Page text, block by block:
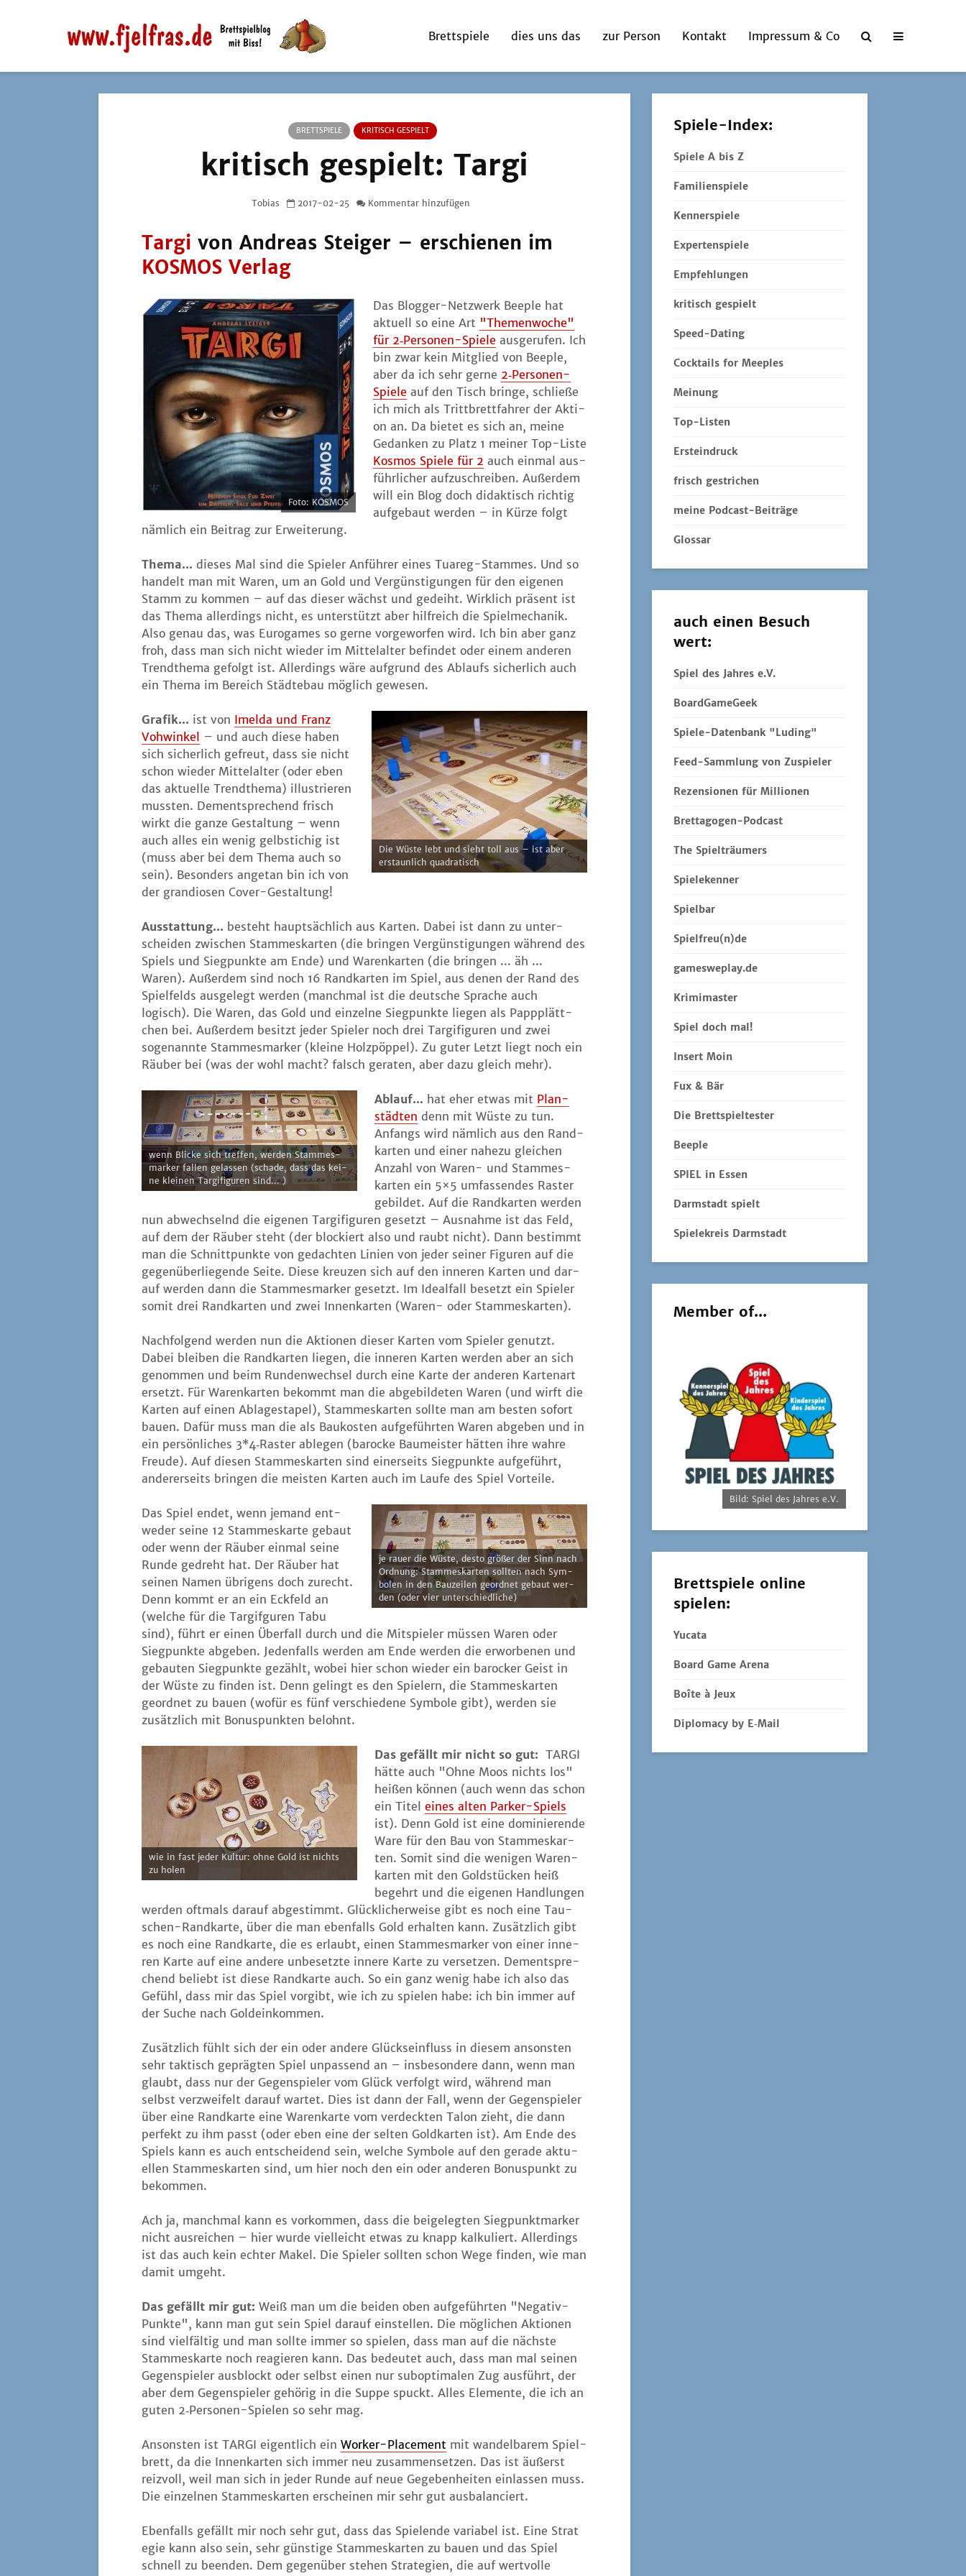
Brettspiele dies uns das zur Person Kontakt Impressum & Co
BRETTSPIELE KRITISCH GESPIELT
kritisch gespielt: Targi
Tobias 2017-02-25 Kommentar hinzufügen
Targi von Andreas Steiger – erschienen im
KOSMOS Verlag
Foto: KOSMOS
Das Blog­ger-Netz­werk Bee­p­le hat
aktu­ell so eine Art "The­men­wo­che"
für 2‑Per­so­nen-Spie­le aus­ge­ru­fen. Ich
bin zwar kein Mit­glied von Bee­p­le,
aber da ich sehr ger­ne 2‑Per­so­nen-
Spie­le auf den Tisch brin­ge, schlie­ße
ich mich als Tritt­brett­fah­rer der Akti­
on an. Da bie­tet es sich an, mei­ne
Gedan­ken zu Platz 1 mei­ner Top-Lis­te
Kos­mos Spie­le für 2 auch ein­mal aus­
führ­li­cher auf­zu­schrei­ben. Außer­dem
will ein Blog doch didak­tisch rich­tig
auf­ge­baut wer­den – in Kür­ze folgt
näm­lich ein Bei­trag zur Erweiterung.
The­ma... die­ses Mal sind die Spie­ler Anfüh­rer eines Tua­reg-Stam­mes. Und so
han­delt man mit Waren, um an Gold und Ver­güns­ti­gun­gen für den eige­nen
Stamm zu kom­men – auf das die­ser wächst und gedeiht. Wirk­lich prä­sent ist
das The­ma aller­dings nicht, es unter­stützt aber hilf­reich die Spiel­me­cha­nik.
Also genau das, was Euro­ga­mes so ger­ne vor­ge­wor­fen wird. Ich bin aber ganz
froh, dass man sich nicht wie­der im Mit­tel­al­ter befin­det oder einem ande­ren
Trend­the­ma gefolgt ist. Aller­dings wäre auf­grund des Ablaufs sicher­lich auch
ein The­ma im Bereich Städ­te­bau mög­lich gewesen.
Die Wüs­te lebt und sieht toll aus – ist aber
erstaun­lich quadratisch
Gra­fik... ist von Imel­da und Franz
Voh­win­kel
– und auch die­se haben
sich sicher­lich gefreut, dass sie nicht
schon wie­der Mit­tel­al­ter (oder eben
das aktu­el­le Trend­the­ma) illus­trie­ren
muss­ten. Dem­entspre­chend frisch
wirkt die gan­ze Gestal­tung – wenn
auch alles ein wenig gelb­sti­chig ist
(muss aber bei dem The­ma auch so
sein). Beson­ders ange­tan bin ich von
der gran­dio­sen Cover-Gestaltung!
Aus­stat­tung... besteht haupt­säch­lich aus Kar­ten. Dabei ist dann zu unter­
schei­den zwi­schen Stam­mes­kar­ten (die brin­gen Ver­güns­ti­gun­gen wäh­rend des
Spiels und Sieg­punk­te am Ende) und Waren­kar­ten (die brin­gen ... äh ...
Waren). Außer­dem sind noch 16 Rand­kar­ten im Spiel, aus denen der Rand des
Spiel­felds aus­ge­legt wer­den (manch­mal ist die deut­sche Spra­che auch
logisch). Die Waren, das Gold und ein­zel­ne Sieg­punk­te lie­gen als Pappplätt­
chen bei. Außer­dem besitzt jeder Spie­ler noch drei Tar­gi­fi­gu­ren und zwei
soge­nann­te Stam­mes­mar­ker (klei­ne Holz­pöp­pel). Zu guter Letzt liegt noch ein
Räu­ber bei (was der wohl macht? falsch gera­ten, aber dazu gleich mehr).
wenn Bli­cke sich tref­fen, wer­den Stam­mes­
mar­ker fal­len gelas­sen (scha­de, dass das kei­
ne klei­nen Tar­gi­fi­gu­ren sind... )
Ablauf... hat eher etwas mit Plan­
städ­ten denn mit Wüs­te zu tun.
Anfangs wird näm­lich aus den Rand­
kar­ten und einer nahe­zu glei­chen
Anzahl von Waren- und Stam­mes­
kar­ten ein 5×5 umfas­sen­des Ras­ter
gebil­det. Auf die Rand­kar­ten wer­den
nun abwech­selnd die eige­nen Tar­gi­fi­gu­ren gesetzt – Aus­nah­me ist das Feld,
auf dem der Räu­ber steht (der blo­ckiert also und raubt nicht). Dann bestimmt
man die Schnitt­punk­te von gedach­ten Lini­en von jeder sei­ner Figu­ren auf die
gegen­über­lie­gen­de Sei­te. Die­se kreu­zen sich auf den inne­ren Kar­ten und dar­
auf wer­den dann die Stam­mes­mar­ker gesetzt. Im Ide­al­fall besetzt ein Spie­ler
somit drei Rand­kar­ten und zwei Innen­kar­ten (Waren- oder Stammeskarten).
Nach­fol­gend wer­den nun die Aktio­nen die­ser Kar­ten vom Spie­ler genutzt.
Dabei blei­ben die Rand­kar­ten lie­gen, die inne­ren Kar­ten wer­den aber an sich
genom­men und beim Run­den­wech­sel durch eine Kar­te der ande­ren Kar­ten­art
ersetzt. Für Waren­kar­ten bekommt man die abge­bil­de­ten Waren (und wirft die
Kar­ten auf einen Abla­ge­sta­pel), Stam­mes­kar­ten soll­te man am bes­ten sofort
bau­en. Dafür muss man die als Bau­kos­ten auf­ge­führ­ten Waren abge­ben und in
ein per­sön­li­ches 3*4‑Raster able­gen (baro­cke Bau­meis­ter hät­ten ihre wah­re
Freu­de). Auf die­sen Stam­mes­kar­ten sind einer­seits Sieg­punk­te auf­ge­führt,
ande­rer­seits brin­gen die meis­ten Kar­ten auch im Lau­fe des Spiel Vorteile.
je rau­er die Wüs­te, des­to grö­ßer der Sinn nach
Ord­nung: Stam­mes­kar­ten soll­ten nach Sym­
bo­len in den Bau­zei­len geord­net gebaut wer­
den (oder vier unterschiedliche)
Das Spiel endet, wenn jemand ent­
we­der sei­ne 12 Stam­mes­kar­te gebaut
oder wenn der Räu­ber ein­mal sei­ne
Run­de gedreht hat. Der Räu­ber hat
sei­nen Namen übri­gens doch zurecht.
Denn kommt er an ein Eck­feld an
(wel­che für die Tar­gif­gu­ren Tabu
sind), führt er einen Über­fall durch und die Mit­spie­ler müs­sen Waren oder
Sieg­punk­te abge­ben. Jeden­falls wer­den am Ende wer­den die erwor­be­nen und
gebau­ten Sieg­punk­te gezählt, wobei hier schon wie­der ein baro­cker Geist in
der Wüs­te zu fin­den ist. Denn gelingt es den Spie­lern, die Stam­mes­kar­ten
geord­net zu bau­en (wofür es fünf ver­schie­de­ne Sym­bo­le gibt), wer­den sie
zusätz­lich mit Bonus­punk­ten belohnt.
wie in fast jeder Kul­tur: ohne Gold ist nichts
zu holen
Das gefällt mir nicht so gut: TARGI
hät­te auch "Ohne Moos nichts los"
hei­ßen kön­nen (auch wenn das schon
ein Titel eines alten Par­ker-Spiels
ist). Denn Gold ist eine domi­nie­ren­de
Ware für den Bau von Stam­mes­kar­
ten. Somit sind die weni­gen Waren­
kar­ten mit den Gold­stü­cken heiß
begehrt und die eige­nen Hand­lun­gen
wer­den oft­mals dar­auf abge­stimmt. Glück­li­cher­wei­se gibt es noch eine Tau­
schen-Rand­kar­te, über die man eben­falls Gold erhal­ten kann. Zusätz­lich gibt
es noch eine Rand­kar­te, die es erlaubt, einen Stam­mes­mar­ker von einer inne­
ren Kar­te auf eine ande­re unbe­setz­te inne­re Kar­te zu ver­set­zen. Dem­entspre­
chend beliebt ist die­se Rand­kar­te auch. So ein ganz wenig habe ich also das
Gefühl, dass mir das Spiel vor­gibt, wie ich zu spie­len habe: ich bin immer auf
der Suche nach Goldeinkommen.
Zusätz­lich fühlt sich der ein oder ande­re Glücks­ein­fluss in die­sem ansons­ten
sehr tak­tisch gepräg­ten Spiel unpas­send an – ins­be­son­de­re dann, wenn man
glaubt, dass nur der Gegen­spie­ler vom Glück ver­folgt wird, wäh­rend man
selbst ver­zwei­felt dar­auf war­tet. Dies ist dann der Fall, wenn der Gegen­spie­ler
über eine Rand­kar­te eine Waren­kar­te vom ver­deck­ten Talon zieht, die dann
per­fekt zu ihm passt (oder eben eine der sel­ten Gold­kar­ten ist). Am Ende des
Spiels kann es auch ent­schei­dend sein, wel­che Sym­bo­le auf den gera­de aktu­
el­len Stam­mes­kar­ten sind, um hier noch den ein oder ande­ren Bonus­punkt zu
bekommen.
Ach ja, manch­mal kann es vor­kom­men, dass die bei­geleg­ten Sieg­punkt­mar­ker
nicht aus­rei­chen – hier wur­de viel­leicht etwas zu knapp kal­ku­liert. Aller­dings
ist das auch kein ech­ter Makel. Die Spie­ler soll­ten schon Wege fin­den, wie man
damit umgeht.
Das gefällt mir gut: Weiß man um die bei­den oben auf­ge­führ­ten "Nega­tiv-
Punk­te", kann man gut sein Spiel dar­auf ein­stel­len. Die mög­li­chen Aktio­nen
sind viel­fäl­tig und man soll­te immer so spie­len, dass man auf die nächs­te
Stam­mes­kar­te noch reagie­ren kann. Das bedeu­tet auch, dass man mal sei­nen
Gegen­spie­ler aus­blockt oder selbst einen nur sub­op­ti­ma­len Zug aus­führt, der
aber dem Gegen­spie­ler gehö­rig in die Sup­pe spuckt. Alles Ele­men­te, die ich an
guten 2‑Per­so­nen-Spie­len so sehr mag.
Ansons­ten ist TARGI eigent­lich ein Worker-Pla­ce­ment mit wan­del­ba­rem Spiel­
brett, da die Innen­kar­ten sich immer neu zusam­men­set­zen. Das ist äußerst
reiz­voll, weil man sich in jeder Run­de auf neue Gege­ben­hei­ten ein­las­sen muss.
Die ein­zel­nen Stam­mes­kar­ten erschei­nen mir sehr gut ausbalanciert.
Eben­falls gefällt mir noch sehr gut, dass das Spie­len­de varia­bel ist. Eine Stra­t
e­gie kann also sein, sehr güns­ti­ge Stam­mes­kar­ten zu bau­en und das Spiel
schnell zu been­den. Dem gegen­über ste­hen Stra­te­gien, die auf wert­vol­le
Spiele-Index:
Spiele A bis Z
Familienspiele
Kennerspiele
Expertenspiele
Empfehlungen
kritisch gespielt
Speed-Dating
Cocktails for Meeples
Meinung
Top-Listen
Ersteindruck
frisch gestrichen
meine Podcast-Beiträge
Glossar
auch einen Besuch
wert:
Spiel des Jahres e.V.
BoardGameGeek
Spiele-Datenbank "Luding"
Feed-Sammlung von Zuspieler
Rezensionen für Millionen
Brettagogen-Podcast
The Spielträumers
Spielekenner
Spielbar
Spielfreu(n)de
gamesweplay.de
Krimimaster
Spiel doch mal!
Insert Moin
Fux & Bär
Die Brettspieltester
Beeple
SPIEL in Essen
Darmstadt spielt
Spielekreis Darmstadt
Member of...
Bild: Spiel des Jahres e.V.
Brettspiele online
spielen:
Yucata
Board Game Arena
Boîte à Jeux
Diplomacy by E‑Mail